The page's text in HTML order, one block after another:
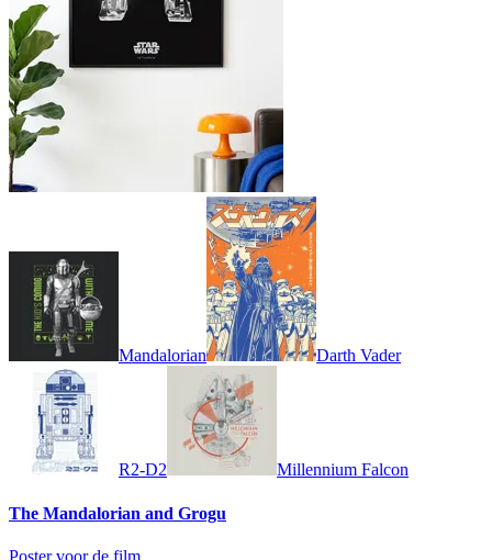
Mandalorian Darth Vader
R2-D2 Millennium Falcon
The Mandalorian and Grogu
Poster voor de film